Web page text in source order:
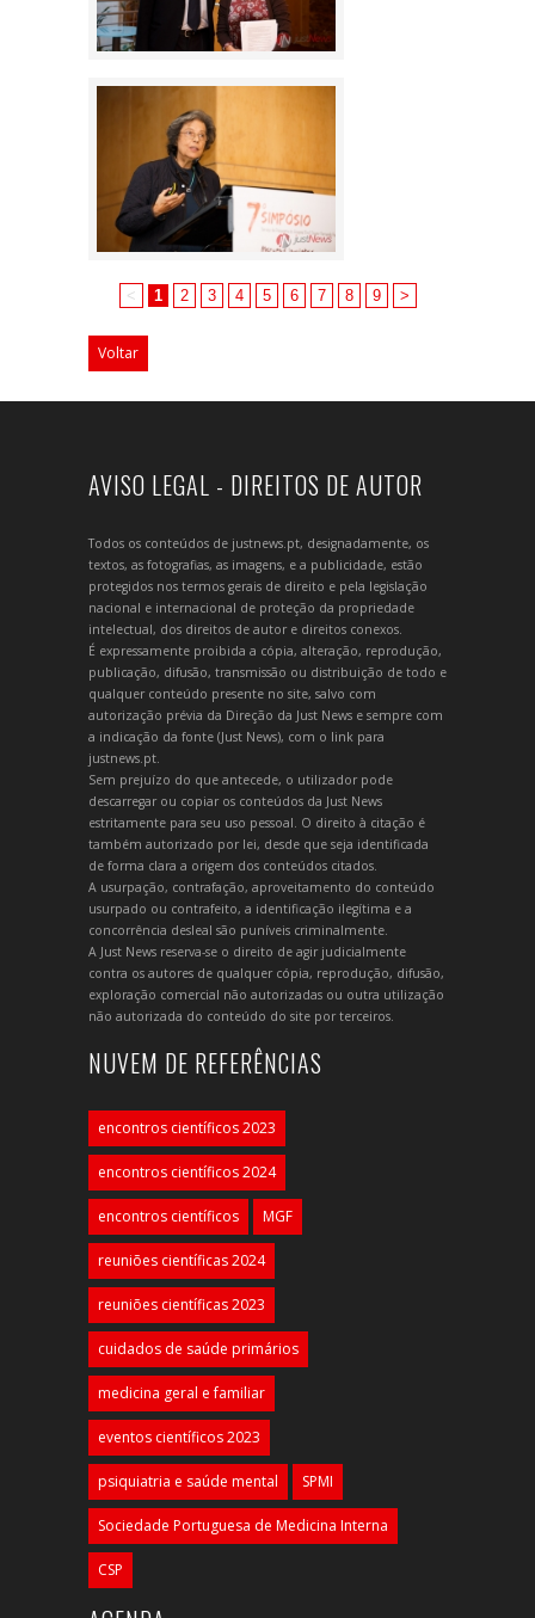
< 1 2 3 4 5 6 7 8 9 >
Voltar
AVISO LEGAL - DIREITOS DE AUTOR
Todos os conteúdos de justnews.pt, designadamente, os
textos, as fotografias, as imagens, e a publicidade, estão
protegidos nos termos gerais de direito e pela legislação
nacional e internacional de proteção da propriedade
intelectual, dos direitos de autor e direitos conexos.
É expressamente proibida a cópia, alteração, reprodução,
publicação, difusão, transmissão ou distribuição de todo e
qualquer conteúdo presente no site, salvo com
autorização prévia da Direção da Just News e sempre com
a indicação da fonte (Just News), com o link para
justnews.pt.
Sem prejuízo do que antecede, o utilizador pode
descarregar ou copiar os conteúdos da Just News
estritamente para seu uso pessoal. O direito à citação é
também autorizado por lei, desde que seja identificada
de forma clara a origem dos conteúdos citados.
A usurpação, contrafação, aproveitamento do conteúdo
usurpado ou contrafeito, a identificação ilegítima e a
concorrência desleal são puníveis criminalmente.
A Just News reserva-se o direito de agir judicialmente
contra os autores de qualquer cópia, reprodução, difusão,
exploração comercial não autorizadas ou outra utilização
não autorizada do conteúdo do site por terceiros.
NUVEM DE REFERÊNCIAS
encontros científicos 2023
encontros científicos 2024
encontros científicos MGF
reuniões científicas 2024
reuniões científicas 2023
cuidados de saúde primários
medicina geral e familiar
eventos científicos 2023
psiquiatria e saúde mental SPMI
Sociedade Portuguesa de Medicina Interna
CSP